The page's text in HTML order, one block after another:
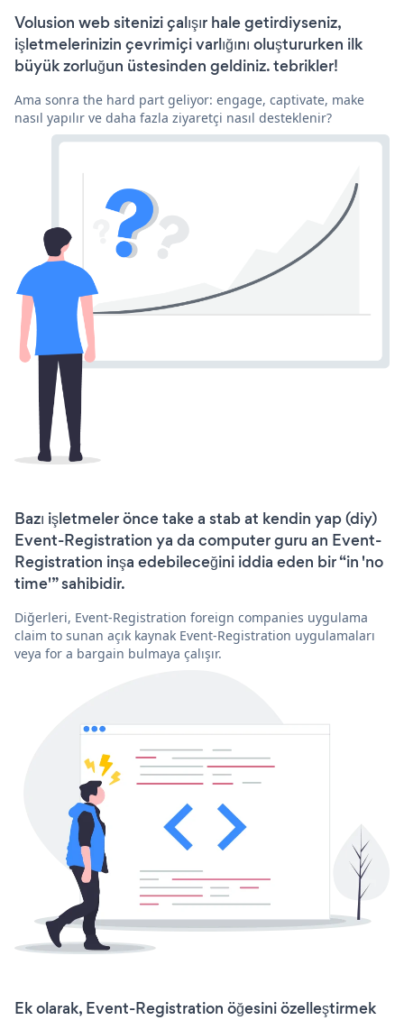
Volusion web sitenizi çalışır hale getirdiyseniz,
işletmelerinizin çevrimiçi varlığını oluştururken ilk
büyük zorluğun üstesinden geldiniz. tebrikler!
Ama sonra the hard part geliyor: engage, captivate, make
nasıl yapılır ve daha fazla ziyaretçi nasıl desteklenir?
Bazı işletmeler önce take a stab at kendin yap (diy)
Event-Registration ya da computer guru an Event-
Registration inşa edebileceğini iddia eden bir “in 'no
time'” sahibidir.
Diğerleri, Event-Registration foreign companies uygulama
claim to sunan açık kaynak Event-Registration uygulamaları
veya for a bargain bulmaya çalışır.
Ek olarak, Event-Registration öğesini özelleştirmek